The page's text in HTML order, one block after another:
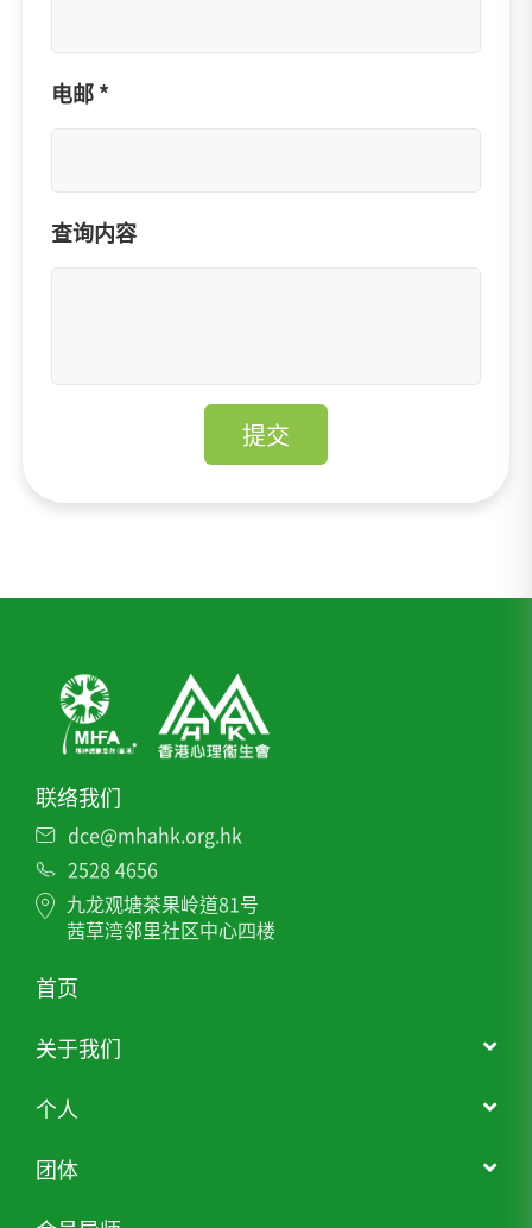
电邮 *
查询内容
提交
联络我们
dce@mhahk.org.hk
2528 4656
九龙观塘茶果岭道81号
茜草湾邻里社区中心四楼
首页
关于我们
个人
团体